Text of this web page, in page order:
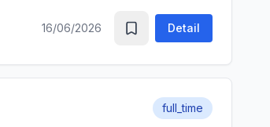
16/06/2026 Detail
full_time